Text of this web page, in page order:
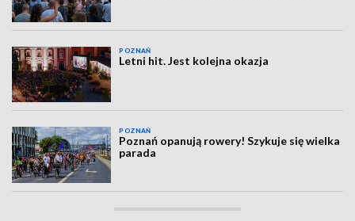
POZNAŃ
Letni hit. Jest kolejna okazja
POZNAŃ
Poznań opanują rowery! Szykuje się wielka
parada